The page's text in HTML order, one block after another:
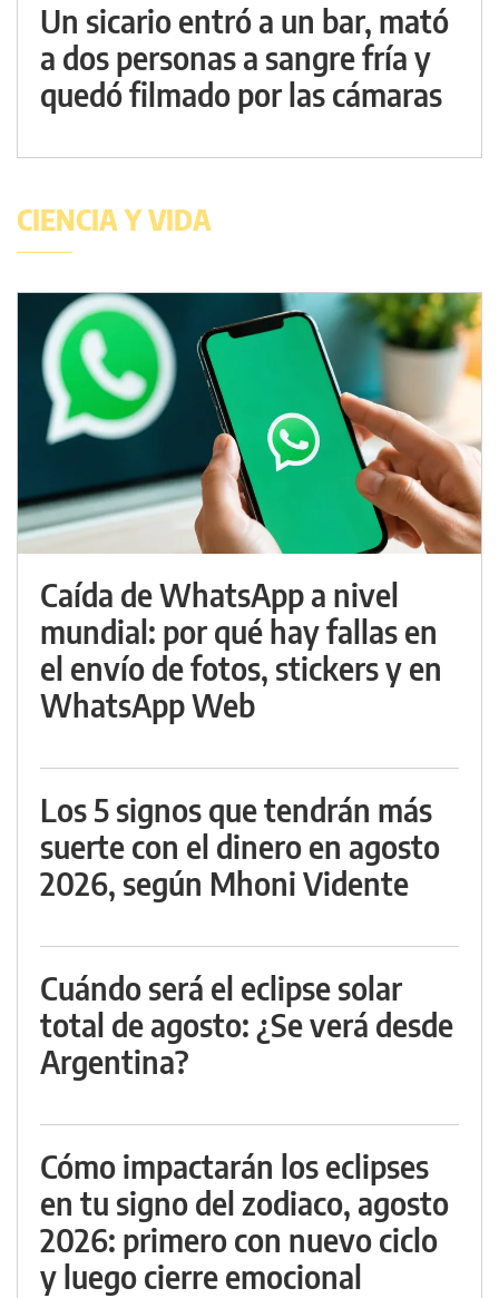
Un sicario entró a un bar, mató
a dos personas a sangre fría y
quedó filmado por las cámaras
CIENCIA Y VIDA
Caída de WhatsApp a nivel
mundial: por qué hay fallas en
el envío de fotos, stickers y en
WhatsApp Web
Los 5 signos que tendrán más
suerte con el dinero en agosto
2026, según Mhoni Vidente
Cuándo será el eclipse solar
total de agosto: ¿Se verá desde
Argentina?
Cómo impactarán los eclipses
en tu signo del zodiaco, agosto
2026: primero con nuevo ciclo
y luego cierre emocional